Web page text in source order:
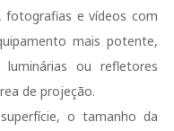
fotografias e vídeos com
mais potente,
luminárias ou refletores
de projeção.
o tamanho da